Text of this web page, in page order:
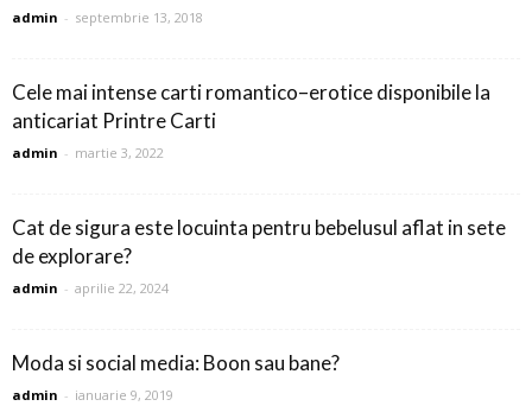
admin - septembrie 13, 2018
Cele mai intense carti romantico–erotice disponibile la
anticariat Printre Carti
admin - martie 3, 2022
Cat de sigura este locuinta pentru bebelusul aflat in sete
de explorare?
admin - aprilie 22, 2024
Moda si social media: Boon sau bane?
admin - ianuarie 9, 2019